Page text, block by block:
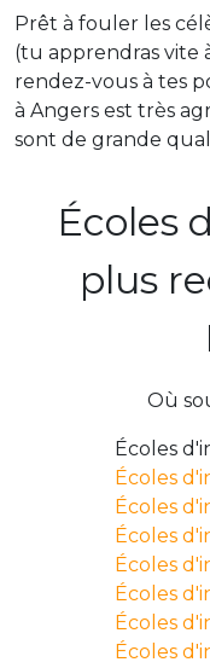
Prêt à fouler les
(tu apprendras vite
rendez-vous à tes
à Angers est très
sont de grande
Écoles
plus
Où
Écoles
Écoles
Écoles
Écoles
Écoles
Écoles
Écoles
Écoles